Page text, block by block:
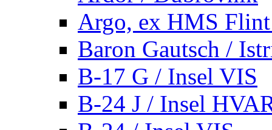
Argo, ex HMS
Baron Gautsch /
B-17 G / Insel VIS
B-24 J / Insel